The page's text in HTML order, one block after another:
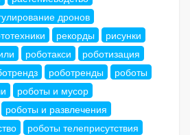
дронов
рекорды
рисунки
роботакси
роботизация
роботренды
роботы
роботы и мусор
роботы и развлечения
роботы телеприсутствия